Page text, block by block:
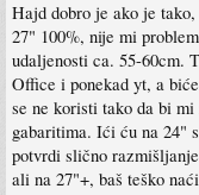
Hajd dobro je ako je
27" 100%, nije mi
udaljenosti ca. 55-60cm.
Office i ponekad yt, a
se ne koristi tako da bi
gabaritima. Ići ću na 24"
potvrdi slično
ali na 27"+, baš teško